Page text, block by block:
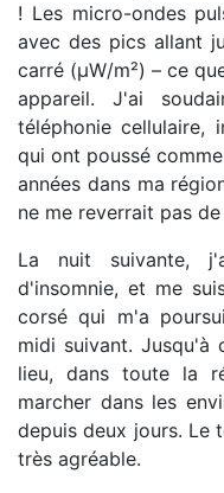
! Les micro-ondes
avec des pics allant
carré (µW/m²) – ce
appareil. J'ai
téléphonie cellulaire,
qui ont poussé
années dans ma
ne me reverrait pas
La nuit suivante,
d'insomnie, et me
corsé qui m'a
midi suivant. Jusqu'à
lieu, dans toute la
marcher dans les
depuis deux jours. Le
très agréable.